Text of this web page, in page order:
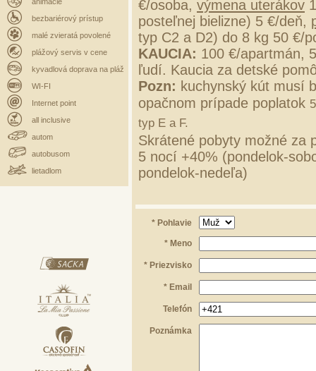
bezbariérový prístup
malé zvieratá povolené
plážový servis v cene
kyvadlová doprava na pláž
WI-FI
Internet point
all inclusive
autom
autobusom
lietadlom
€/osoba, výmena uterákov
posteľnej bielizne) 5 €/deň,
typ C2 a D2) do 8 kg 50 €/
KAUCIA: 100 €/apartmán,
ľudí. Kaucia za detské
Pozn: kuchynský kút musí
opačnom prípade poplatok
typ E a F.
Skrátené pobyty možné za
5 nocí +40% (pondelok-
pondelok-nedeľa)
* Pohlavie
* Meno
* Priezvisko
* Email
Telefón
Poznámka